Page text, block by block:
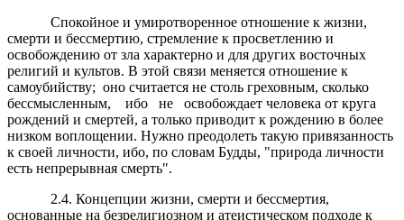
Спокойное и умиротворенное отношение к жизни,
смерти и бессмертию, стремление к просветлению и
освобождению от зла характерно и для других восточных
религий и культов. В этой связи меняется отношение к
самоубийству; оно считается не столь греховным, сколько
бессмысленным, ибо не освобождает человека от круга
рождений и смертей, а только приводит к рождению в более
низком воплощении. Нужно преодолеть такую привязанность
к своей личности, ибо, по словам Будды, "природа личности
есть непрерывная смерть".
2.4. Концепции жизни, смерти и бессмертия,
основанные на безрелигиозном и атеистическом подходе к